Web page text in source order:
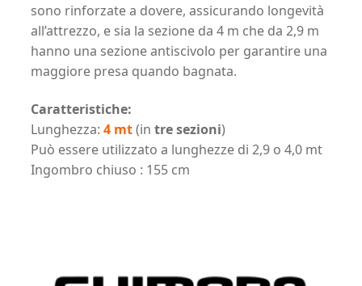
sono rinforzate a dovere, assicurando longevità
all’attrezzo, e sia la sezione da 4 m che da 2,9 m
hanno una sezione antiscivolo per garantire una
maggiore presa quando bagnata.
Caratteristiche:
Lunghezza: 4 mt(in tre sezioni)
Può essere utilizzato a lunghezze di 2,9 o 4,0 mt
Ingombro chiuso : 155 cm